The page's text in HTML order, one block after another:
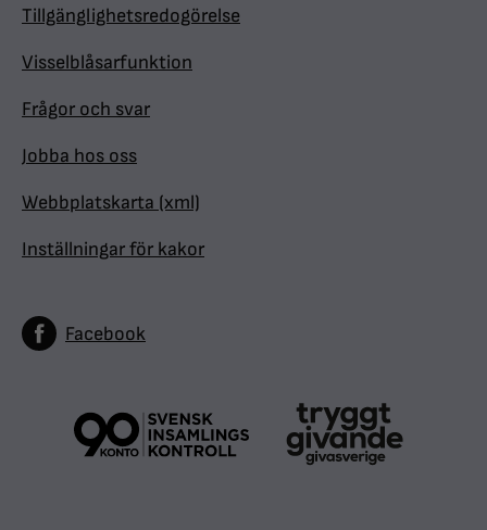
Tillgänglighetsredogörelse
Visselblåsarfunktion
Frågor och svar
Jobba hos oss
Webbplatskarta (xml)
Inställningar för kakor
Facebook